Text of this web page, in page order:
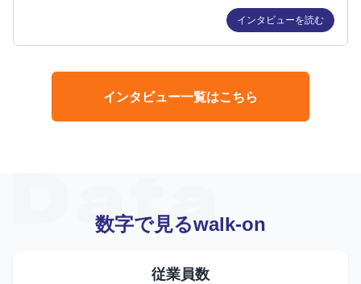
インタビューを読む
インタビュー一覧はこちら
数字で見るwalk-on
従業員数